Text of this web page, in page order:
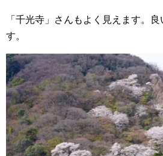
「千光寺」さんもよく見えます。
す。